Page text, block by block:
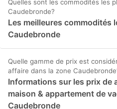
Quelles sont les commodités les
Caudebronde?
Les meilleures commodités
Caudebronde
Quelle gamme de prix est
affaire dans la zone
Informations sur les prix de
maison & appartement de
Caudebronde